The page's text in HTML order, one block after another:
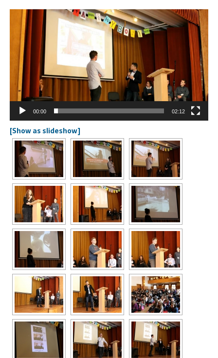
Odtwarzacz
video
00:00 02:12
[Show as slideshow]